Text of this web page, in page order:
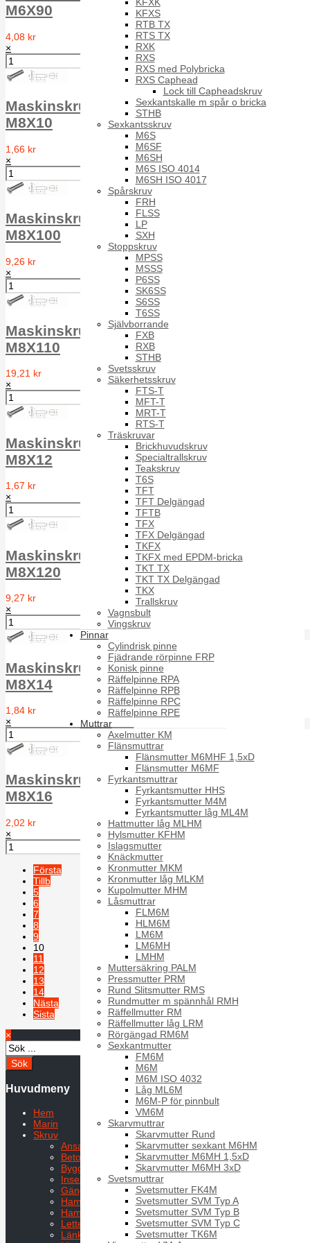
KFXS
RTB TX
RTS TX
RXK
RXS
RXS med Polybricka
RXS Caphead
Lock till Capheadskruv
Sexkantskalle m spår o bricka
STHB
Sexkantsskruv
M6S
M6SF
M6SH
M6S ISO 4014
M6SH ISO 4017
Spårskruv
FRH
FLSS
LP
SXH
Stoppskruv
MPSS
MSSS
P6SS
SK6SS
S6SS
T6SS
Självborrande
FXB
RXB
STHB
Svetsskruv
Säkerhetsskruv
FTS-T
MFT-T
MRT-T
RTS-T
Träskruvar
Brickhuvudskruv
Specialtrallskruv
Teakskruv
T6S
TFT
TFT Delgängad
TFTB
TFX
TFX Delgängad
TKFX
TKFX med EPDM-bricka
TKT TX
TKT TX Delgängad
TKX
Trallskruv
Vagnsbult
Vingskruv
Pinnar
Cylindrisk pinne
Fjädrande rörpinne FRP
Konisk pinne
Räffelpinne RPA
Räffelpinne RPB
Räffelpinne RPC
Räffelpinne RPE
Muttrar
Axelmutter KM
Flänsmuttrar
Flänsmutter M6MHF 1,5xD
Flänsmutter M6MF
Fyrkantsmuttrar
Fyrkantsmutter HHS
Fyrkantsmutter M4M
Fyrkantsmutter låg ML4M
Hattmutter låg MLHM
Hylsmutter KFHM
Islagsmutter
Knäckmutter
Kronmutter MKM
Kronmutter låg MLKM
Kupolmutter MHM
Låsmuttrar
FLM6M
HLM6M
LM6M
LM6MH
LMHM
Muttersäkring PALM
Pressmutter PRM
Rund Slitsmutter RMS
Rundmutter m spännhål RMH
Räffellmutter RM
Räffellmutter låg LRM
Rörgängad RM6M
Sexkantmutter
FM6M
M6M
M6M ISO 4032
Låg ML6M
M6M-P för pinnbult
VM6M
Skarvmuttrar
Skarvmutter Rund
Skarvmutter sexkant M6HM
Skarvmutter M6MH 1,5xD
Skarvmutter M6MH 3xD
Svetsmuttrar
Svetsmutter FK4M
Svetsmutter SVM Typ A
Svetsmutter SVM Typ B
Svetsmutter SVM Typ C
Svetsmutter TK6M
M6X90
4,08 kr
×
Maskinskruv försänkt MFS DIN 963 A2
M8X10
1,66 kr
×
Maskinskruv försänkt MFS DIN 963 A2
M8X100
9,26 kr
×
Maskinskruv försänkt MFS DIN 963 A2
M8X110
19,21 kr
×
Maskinskruv försänkt MFS DIN 963 A2
M8X12
1,67 kr
×
Maskinskruv försänkt MFS DIN 963 A2
M8X120
9,27 kr
×
Maskinskruv försänkt MFS DIN 963 A2
M8X14
1,84 kr
×
Maskinskruv försänkt MFS DIN 963 A2
M8X16
2,02 kr
×
Första
Tillb
5
6
7
8
9
10
11
12
13
14
Nästa
Sista
×
Huvudmeny
Hem
Marin
Skruv
Ansatsskruvar
Betongskruv
Byggplåtskruv
Insexskruv
Gängpressande skruv
Hammarskruv
Hammarskruv HS
Letterskruv
Länkskruv